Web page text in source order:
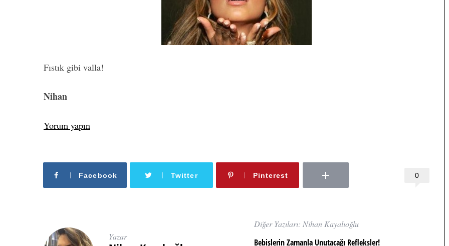
Fıstık gibi valla!
Nihan
Yorum yapın
0
Facebook Twitter Pinterest
Yazar
Diğer Yazıları: Nihan Kayalıoğlu
Bebişlerin Zamanla Unutacağı Refleksler!